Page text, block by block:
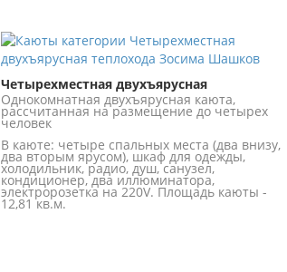
Четырехместная двухъярусная
Однокомнатная двухъярусная каюта,
рассчитанная на размещение до четырех
человек
В каюте: четыре спальных места (два внизу,
два вторым ярусом), шкаф для одежды,
холодильник, радио, душ, санузел,
кондиционер, два иллюминатора,
электророзетка на 220V. Площадь каюты -
12,81 кв.м.